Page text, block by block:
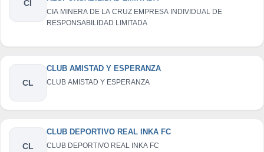
CI
CIA MINERA DE LA CRUZ EMPRESA INDIVIDUAL DE
RESPONSABILIDAD LIMITADA
CL
CLUB AMISTAD Y ESPERANZA
CLUB AMISTAD Y ESPERANZA
CL
CLUB DEPORTIVO REAL INKA FC
CLUB DEPORTIVO REAL INKA FC